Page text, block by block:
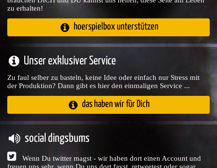
zu erhalten!
hoerspielbox unterstützen
Unser exklusiver Service
Zu faul selber zu basteln, keine Idee oder einfach nur Stress mit
der Produktion? Dann gibt es hier den einmaligen Service ...
das haben wir für Dich
social dingsbums
Wenn Du twitter magst - wir haben dort einen Account und
freuen uns sehr, wenn Du uns dort favst, retweetest oder sogar